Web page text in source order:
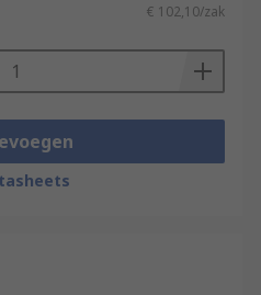
€ 102,10/zak